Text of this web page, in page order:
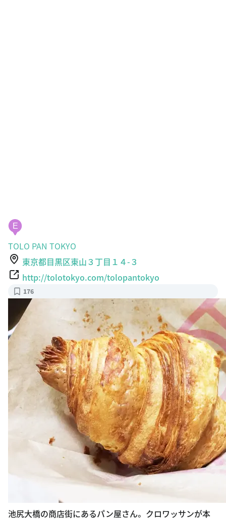
E
TOLO PAN TOKYO
東京都目黒区東山３丁目１４-３
http://tolotokyo.com/tolopantokyo
176
池尻大橋の商店街にあるパン屋さん。 クロワッサンが本